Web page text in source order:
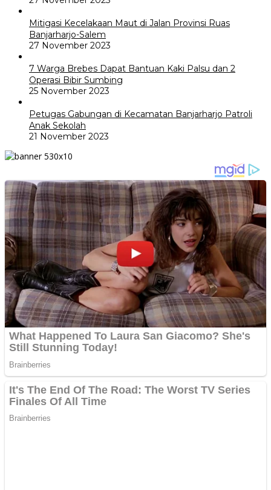
Mitigasi Kecelakaan Maut di Jalan Provinsi Ruas
Banjarharjo-Salem
27 November 2023
7 Warga Brebes Dapat Bantuan Kaki Palsu dan 2
Operasi Bibir Sumbing
25 November 2023
Petugas Gabungan di Kecamatan Banjarharjo Patroli
Anak Sekolah
21 November 2023